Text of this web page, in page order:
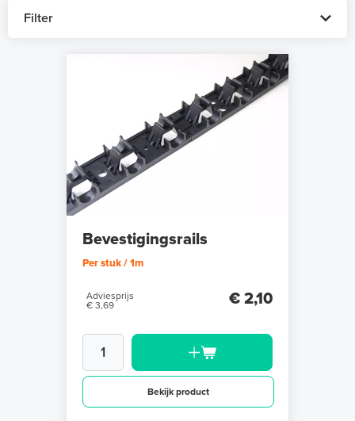
Filter
Bevestigingsrails
Per stuk / 1m
Adviesprijs
€ 3,69
€ 2,10
Bekijk product